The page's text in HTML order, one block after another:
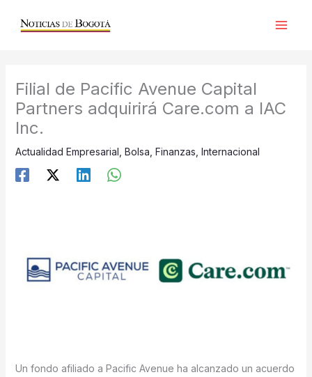
Filial de Pacific Avenue Capital
Partners adquirirá Care.com a IAC
Inc.
Actualidad Empresarial Bolsa Finanzas Internacional
Un fondo afiliado a Pacific Avenue ha alcanzado un acuerdo